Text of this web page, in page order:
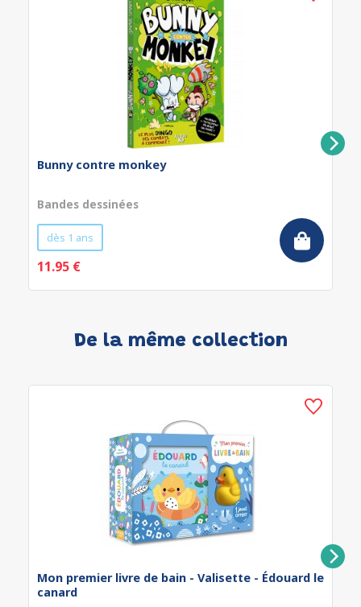
Bunny contre monkey
Bandes dessinées
dès 1 ans
11.95 €
De la même collection
Mon premier livre de bain - Valisette - Édouard le
canard